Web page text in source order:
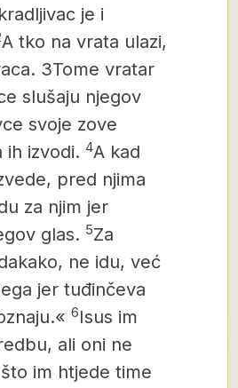
je i
A tko na vrata ulazi,
3Tome vratar
slušaju njegov
svoje zove
ih izvodi. 4A kad
pred njima
za njim jer
glas. 5Za
ne idu, već
jer tuđinčeva
6Isus im
ali oni ne
im htjede time